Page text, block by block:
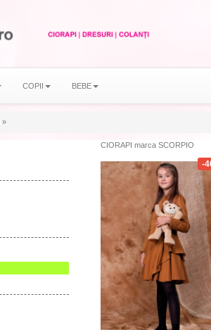
COPII BEBE
»
CIORAPI marca SCORPIO
-